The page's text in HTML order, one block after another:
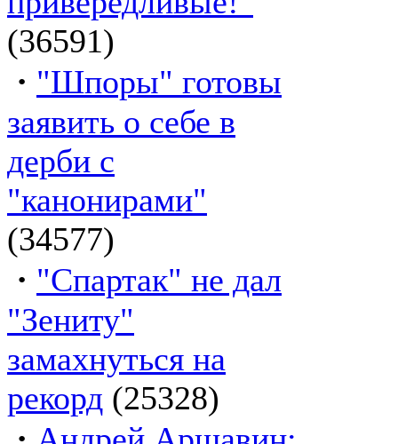
(36591)
· "Шпоры" готовы
заявить о себе в
дерби с
"канонирами"
(34577)
· "Спартак" не дал
"Зениту"
замахнуться на
рекорд (25328)